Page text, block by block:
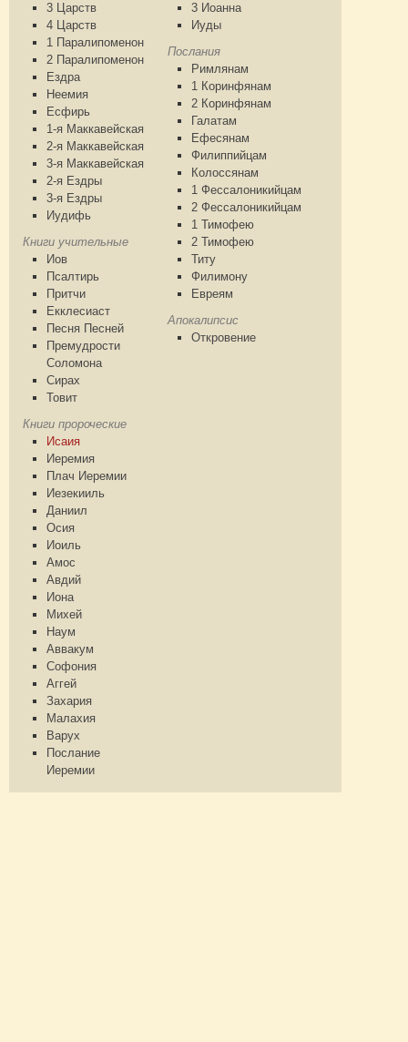
3 Царств
4 Царств
1 Паралипоменон
2 Паралипоменон
Ездра
Неемия
Есфирь
1-я Маккавейская
2-я Маккавейская
3-я Маккавейская
2-я Ездры
3-я Ездры
Иудифь
Книги учительные
Иов
Псалтирь
Притчи
Екклесиаст
Песня Песней
Премудрости
Соломона
Сирах
Товит
Книги пророческие
Исаия
Иеремия
Плач Иеремии
Иезекииль
Даниил
Осия
Иоиль
Амос
Авдий
Иона
Михей
Наум
Аввакум
Софония
Аггей
Захария
Малахия
Варух
Послание
Иеремии
3 Иоанна
Иуды
Послания
Римлянам
1 Коринфянам
2 Коринфянам
Галатам
Ефесянам
Филиппийцам
Колоссянам
1 Фессалоникийцам
2 Фессалоникийцам
1 Тимофею
2 Тимофею
Титу
Филимону
Евреям
Апокалипсис
Откровение